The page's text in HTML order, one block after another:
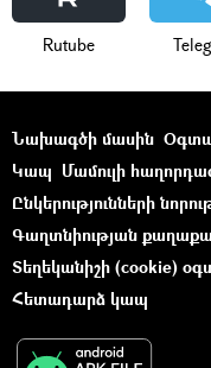
Rutube
Նախագծի մասին
Կապ Մամուլի
Ընկերությունների
Գաղտնիության
Տեղեկանիշի (cookie)
Հետադարձ կապ